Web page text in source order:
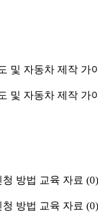
및 자동차 제작 가
및 자동차 제작 가
방법 교육 자료 (0)
방법 교육 자료 (0)